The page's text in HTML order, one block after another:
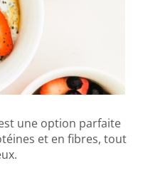
une option parfaite
et en fibres, tout